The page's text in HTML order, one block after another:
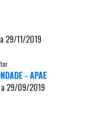
29/11/2019
- APAE
29/09/2019